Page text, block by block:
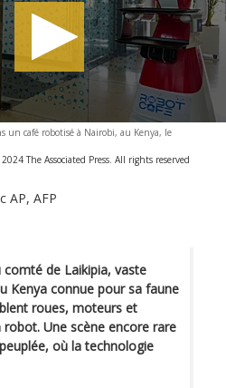
un café robotisé à Nairobi, au Kenya, le
The Associated Press. All rights reserved
AP, AFP
comté de Laikipia, vaste
Kenya connue pour sa faune
roues, moteurs et
Une scène encore rare
où la technologie